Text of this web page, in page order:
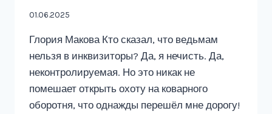
01.06.2025
Глория Макова Кто сказал, что ведьмам
нельзя в инквизиторы? Да, я нечисть. Да,
неконтролируемая. Но это никак не
помешает открыть охоту на коварного
оборотня, что однажды перешёл мне дорогу!